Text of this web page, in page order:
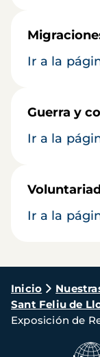
Ir a la
Guerra y
Ir a la
Ir a la
Ruta
de
Inicio
Sant Feliu de
Exposición de